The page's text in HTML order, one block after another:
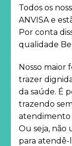
Todos os
ANVISA e
Por conta
qualidade
Nosso maior
trazer
da saúde. É
trazendo
atendimento
Ou seja, não
para atendê-